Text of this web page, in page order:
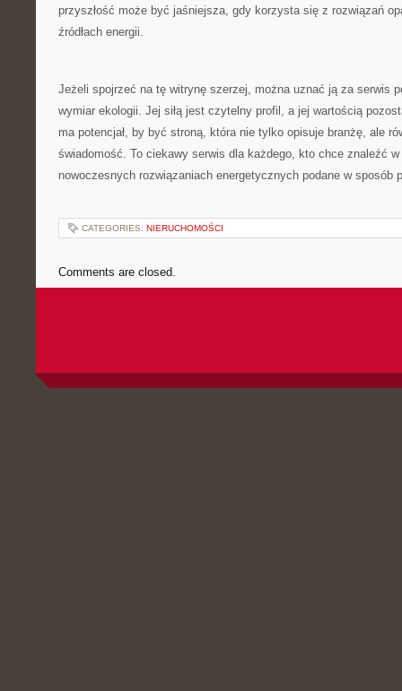
przyszłość może być jaśniejsza, gdy korzysta się z rozwiązań
źródłach energii.
Jeżeli spojrzeć na tę witrynę szerzej, można uznać ją za serwis
wymiar ekologii. Jej siłą jest czytelny profil, a jej wartością
ma potencjał, by być stroną, która nie tylko opisuje branżę, ale
świadomość. To ciekawy serwis dla każdego, kto chce znaleźć
nowoczesnych rozwiązaniach energetycznych podane w sposób
CATEGORIES: NIERUCHOMOŚCI
Comments are closed.